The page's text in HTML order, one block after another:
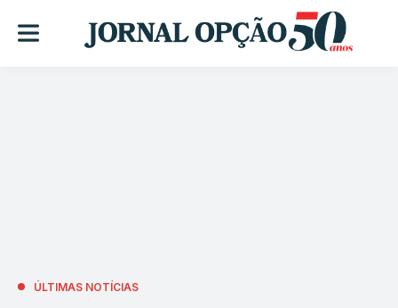
ÚLTIMAS NOTÍCIAS